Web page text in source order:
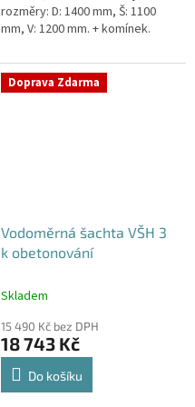
rozměry: D: 1400 mm, Š: 1100
mm, V: 1200 mm. + komínek.
obetonování - pojízdná i pod...
Doprava Zdarma
Vodoměrná šachta VŠH 3
k obetonování
Skladem
15 490 Kč bez DPH
18 743 Kč
Do košíku